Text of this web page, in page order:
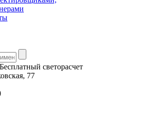
Бесплатный светорасчет
77